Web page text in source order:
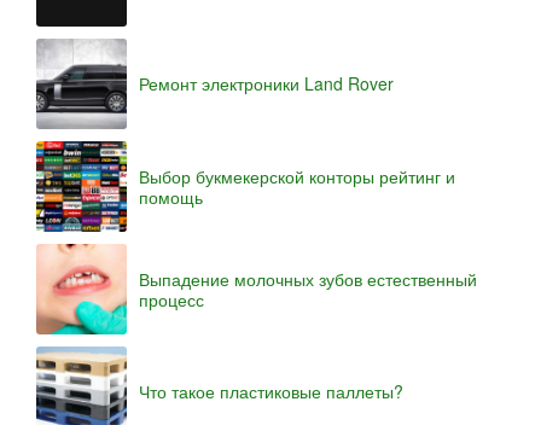
Ремонт электроники Land Rover
Выбор букмекерской конторы рейтинг и
помощь
Выпадение молочных зубов естественный
процесс
Что такое пластиковые паллеты?